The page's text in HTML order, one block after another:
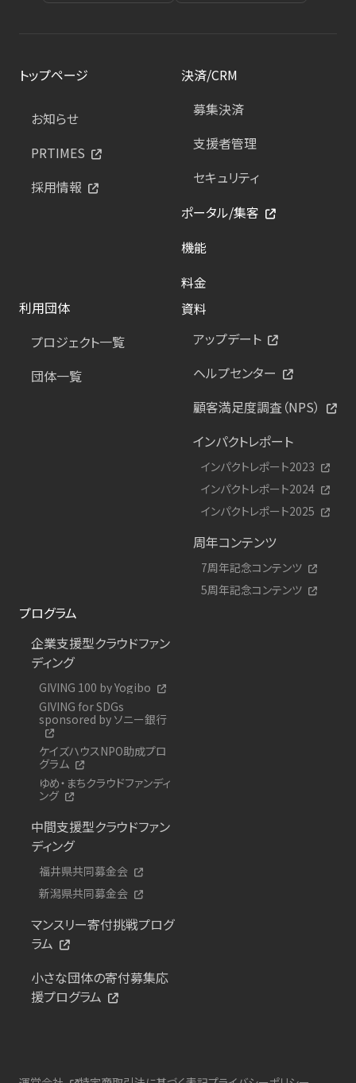
トップページ
お知らせ
PRTIMES
採用情報
決済/CRM
募集決済
支援者管理
セキュリティ
ポータル/集客
機能
料金
利用団体
プロジェクト一覧
団体一覧
資料
アップデート
ヘルプセンター
顧客満足度調査（NPS）
インパクトレポート
インパクトレポート2023
インパクトレポート2024
インパクトレポート2025
周年コンテンツ
7周年記念コンテンツ
5周年記念コンテンツ
プログラム
企業支援型クラウドファン
ディング
GIVING 100 by Yogibo
GIVING for SDGs
sponsored by ソニー銀行
ケイズハウスNPO助成プロ
グラム
ゆめ・まちクラウドファンディ
ング
中間支援型クラウドファン
ディング
福井県共同募金会
新潟県共同募金会
マンスリー寄付挑戦プログ
ラム
小さな団体の寄付募集応
援プログラム